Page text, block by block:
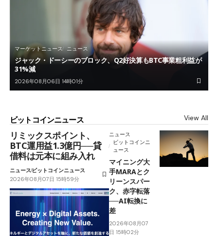
マーケットニュース ニュース
ジャック・ドーシーのブロック、Q2好決算もBTC事業粗利益が
31%減
2026年08月06日 14時01分
ビットコインニュース View All
リミックスポイント、
BTC運用益1.3億円──貸
借料は元本に組み入れ
ニュースビットコインニュース
2026年08月07日 15時59分
ニュース
ビットコインニ
ュース
マイニング大
手MARAとク
リーンスパー
ク、赤字転落
──AI転換に
差
2026年08月07
日 15時02分